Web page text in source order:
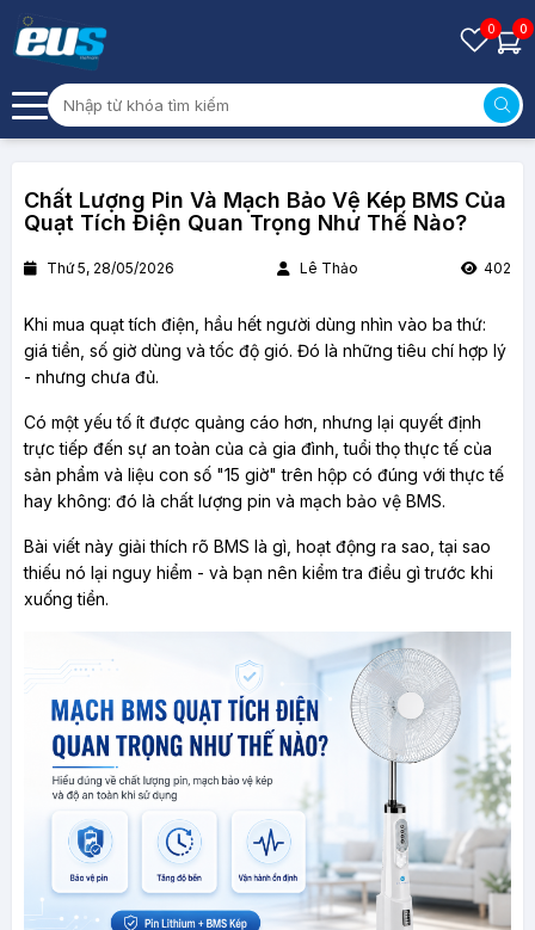
0 0
Chất Lượng Pin Và Mạch Bảo Vệ Kép BMS Của
Quạt Tích Điện Quan Trọng Như Thế Nào?
Thứ 5, 28/05/2026 Lê Thảo 402
Khi mua quạt tích điện, hầu hết người dùng nhìn vào ba thứ:
giá tiền, số giờ dùng và tốc độ gió. Đó là những tiêu chí hợp lý
- nhưng chưa đủ.
Có một yếu tố ít được quảng cáo hơn, nhưng lại quyết định
trực tiếp đến sự an toàn của cả gia đình, tuổi thọ thực tế của
sản phẩm và liệu con số "15 giờ" trên hộp có đúng với thực tế
hay không: đó là chất lượng pin và mạch bảo vệ BMS.
Bài viết này giải thích rõ BMS là gì, hoạt động ra sao, tại sao
thiếu nó lại nguy hiểm - và bạn nên kiểm tra điều gì trước khi
xuống tiền.